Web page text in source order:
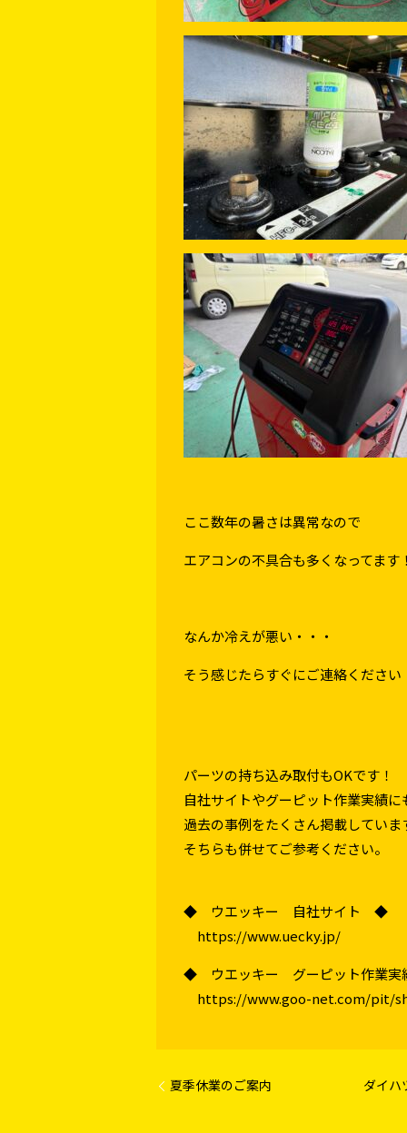
ここ数年の暑さは異常なので
エアコンの不具合も多くなってます
なんか冷えが悪い・・・
そう感じたらすぐにご連絡ください
パーツの持ち込み取付もOKです！
自社サイトやグーピット作業実績に
過去の事例をたくさん掲載していま
そちらも併せてご参考ください。
◆ ウエッキー 自社サイト ◆
https://www.uecky.jp/
◆ ウエッキー グーピット作業
https://www.goo-net.com/pit/
夏季休業のご案内 ダイ